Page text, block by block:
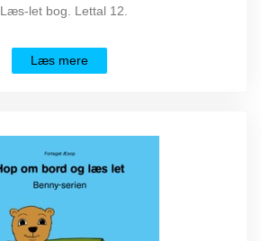
Læs-let bog. Lettal 12.
Læs mere